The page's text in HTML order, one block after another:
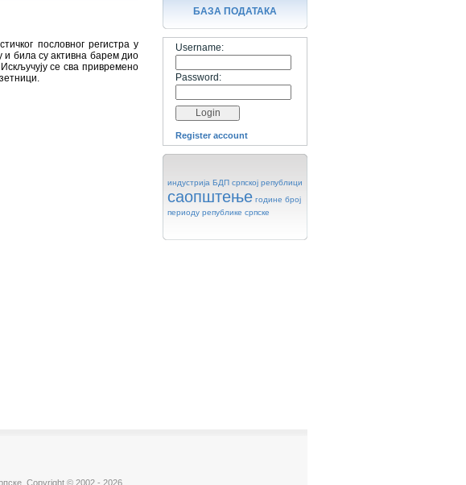
пословног регистра у
и била су активна барем дио
се сва привремено
БАЗA ПОДАТАКА
Username:
Password:
Register account
индустрија БДП српској републици
саопштење године број
периоду републике српске
Copyright © 2002 - 2026.